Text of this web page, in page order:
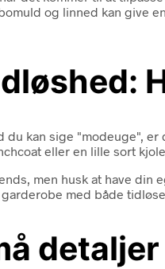
og linned kan give
kan sige "modeuge",
eller en lille sort
men husk at have
med både